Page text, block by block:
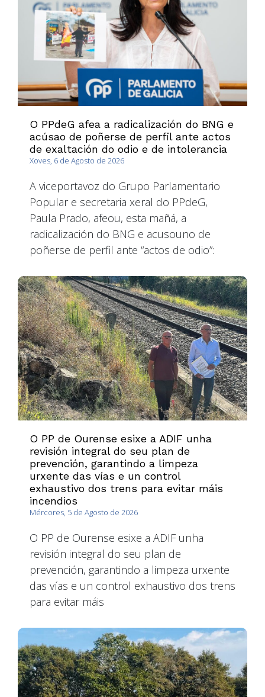
O PPdeG afea a radicalización do BNG e
acúsao de poñerse de perfil ante actos
de exaltación do odio e de intolerancia
Xoves, 6 de Agosto de 2026
A viceportavoz do Grupo Parlamentario
Popular e secretaria xeral do PPdeG,
Paula Prado, afeou, esta mañá, a
radicalización do BNG e acusouno de
poñerse de perfil ante “actos de odio”:
O PP de Ourense esixe a ADIF unha
revisión integral do seu plan de
prevención, garantindo a limpeza
urxente das vías e un control
exhaustivo dos trens para evitar máis
incendios
Mércores, 5 de Agosto de 2026
O PP de Ourense esixe a ADIF unha
revisión integral do seu plan de
prevención, garantindo a limpeza urxente
das vías e un control exhaustivo dos trens
para evitar máis